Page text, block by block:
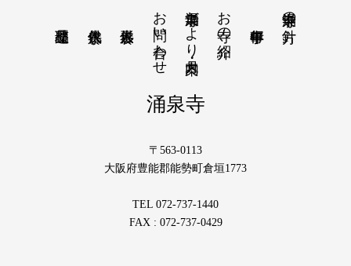
涌泉寺の方針
お寺の紹介
涌泉寺だより・月案内
お問い合わせ
涌泉寺
〒563-0113
大阪府豊能郡能勢町倉垣1773
TEL 072-737-1440
FAX : 072-737-0429